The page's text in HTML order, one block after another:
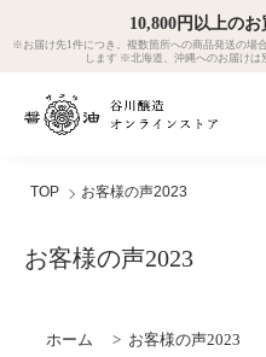
10,800円以上の
※お届け先1件につき。複数箇所への商品発送の場
します ※北海道、沖縄へのお届けは
TOP お客様の声2023
お客様の声2023
ホーム > お客様の声2023